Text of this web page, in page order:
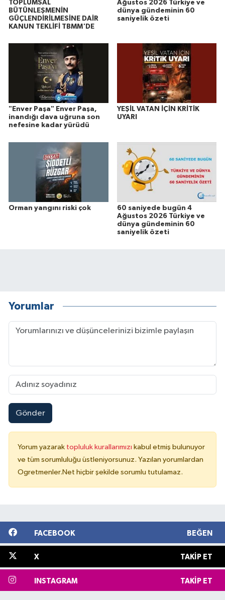
TOPLUMSAL
BÜTÜNLEŞMENİN
GÜÇLENDİRİLMESİNE DAİR
KANUN TEKLİFİ TBMM'DE
Ağustos 2026 Türkiye ve
dünya gündeminin 60
saniyelik özeti
"Enver Paşa" Enver Paşa,
inandığı dava uğruna son
nefesine kadar yürüdü
YEŞİL VATAN İÇİN KRİTİK
UYARI
Orman yangını riski çok
60 saniyede bugün 4
Ağustos 2026 Türkiye ve
dünya gündeminin 60
saniyelik özeti
Yorumlar
Gönder
Yorum yazarak topluluk kurallarımızı kabul etmiş bulunuyor
ve tüm sorumluluğu üstleniyorsunuz. Yazılan yorumlardan
Ogretmenler.Net hiçbir şekilde sorumlu tutulamaz.
FACEBOOK BEĞEN
X TAKIP ET
INSTAGRAM TAKIP ET